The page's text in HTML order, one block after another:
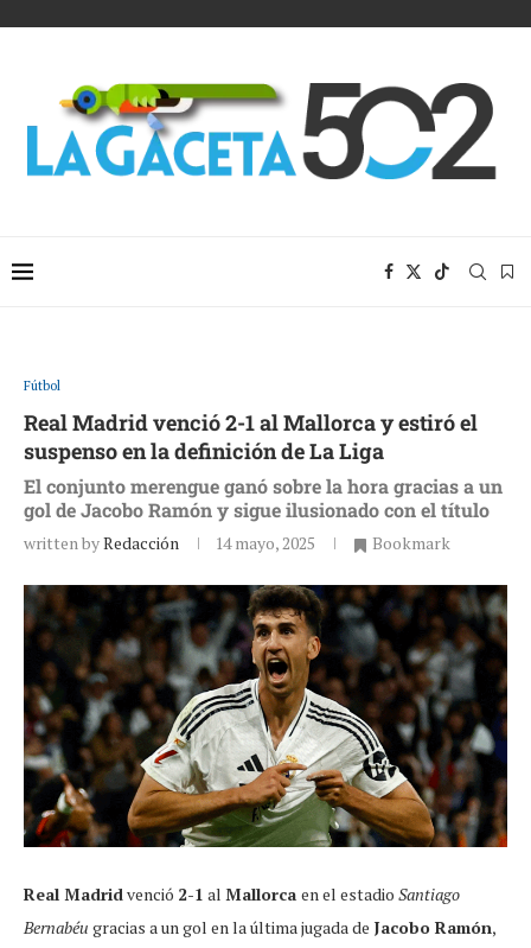
Fútbol
Real Madrid venció 2-1 al Mallorca y estiró el
suspenso en la definición de La Liga
El conjunto merengue ganó sobre la hora gracias a un
gol de Jacobo Ramón y sigue ilusionado con el título
written byRedacción 14 mayo, 2025 Bookmark
Real Madridvenció 2-1 al Mallorca en el estadio Santiago
Bernabéu gracias a un gol en la última jugada de Jacobo Ramón,